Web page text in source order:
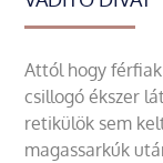
Attól hogy
csillogó ékszer
retikülök sem
magassarkúk